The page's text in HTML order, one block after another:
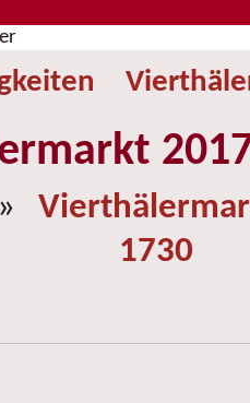
1730